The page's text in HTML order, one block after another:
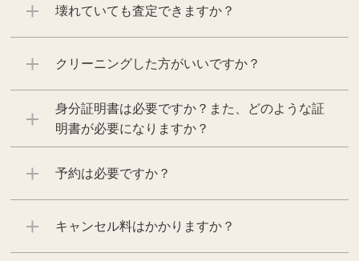
壊れていても査定できますか？
クリーニングした方がいいですか？
身分証明書は必要ですか？また、どのような証
明書が必要になりますか？
予約は必要ですか？
キャンセル料はかかりますか？